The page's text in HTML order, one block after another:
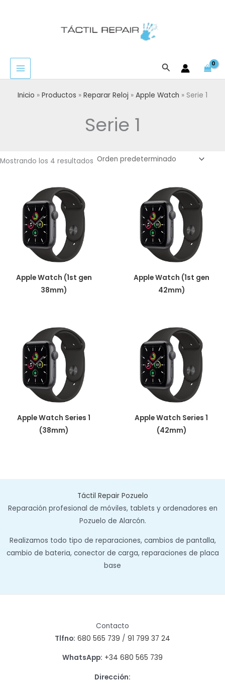
Buscar
Inicio Productos Reparar Reloj Apple Watch Serie 1
Serie 1
Mostrando los 4 resultados
Apple Watch (1st gen
38mm)
Apple Watch (1st gen
42mm)
Apple Watch Series 1
(38mm)
Apple Watch Series 1
(42mm)
Táctil Repair Pozuelo
Reparación profesional de móviles, tablets y ordenadores en
Pozuelo de Alarcón.
Realizamos todo tipo de reparaciones, cambios de pantalla,
cambio de bateria, conector de carga, reparaciones de placa
base
Contacto
Tlfno: 680 565 739 / 91 799 37 24
WhatsApp: +34 680 565 739
Dirección: